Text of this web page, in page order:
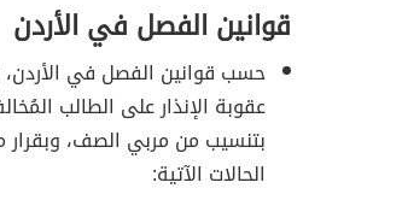
قوانين الفصل في الأردن
عقوبة الإنذار على الطالب
بتنسيب من مربي الصف،
الحالات الآتية: